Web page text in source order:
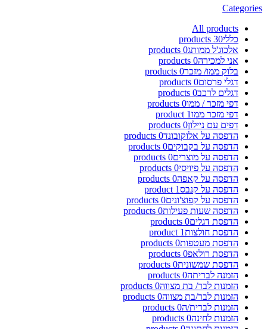
Categories
All products
כללי30
products
אלכוג'ל ממותג0
products
אני למכירה0
products
בלוק ממו/ מזכר0
products
דגלי פרסום0
products
דגלים לרכב0
products
דפי מזכר / ממו0
products
דפי מזכר ממו1
product
דפים עם ניילון0
products
הדפסה על אלוקובונד0
products
הדפסה על בקבוקים0
products
הדפסה על מוצרים0
products
הדפסה על פיויסי0
products
הדפסה על קאפה0
products
הדפסה על קנבס1
product
הדפסה על קפוצ'ונים0
products
הדפסה שעות פעילות0
products
הדפסת דגלים0
products
הדפסת חולצות1
product
הדפסת מעטפות0
products
הדפסת רולאפ0
products
הדפסת שמשונית0
products
הזמנה לבריתה0
products
הזמנות לבר/ בת מצווה0
products
הזמנות לבר/בת מצווה0
products
הזמנות לברית/ה0
products
הזמנות לחינה0
products